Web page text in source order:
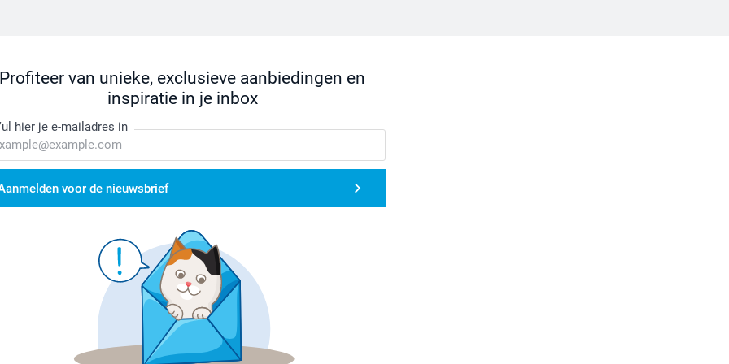
Profiteer van unieke, exclusieve aanbiedingen en
inspiratie in je inbox
hier je e-mailadres in
voor de nieuwsbrief